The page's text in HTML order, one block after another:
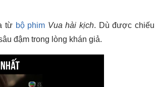
từ bộ phim Vua hài kịch. Dù được chiếu
đậm trong lòng khán giả.